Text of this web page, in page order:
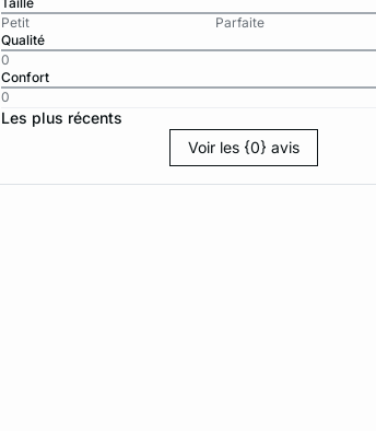
Petit
Parfaite
Qualité
0
Confort
0
Les plus récents
Voir les {0} avis